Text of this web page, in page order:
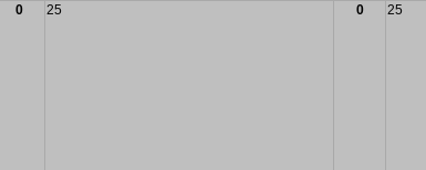
0
25 0 25